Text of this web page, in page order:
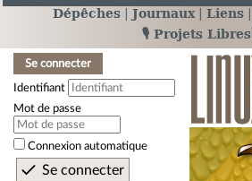
Dépêches Journaux Liens
🎙️ Projets Libres
Se connecter
Identifiant
Mot de passe
Connexion automatique